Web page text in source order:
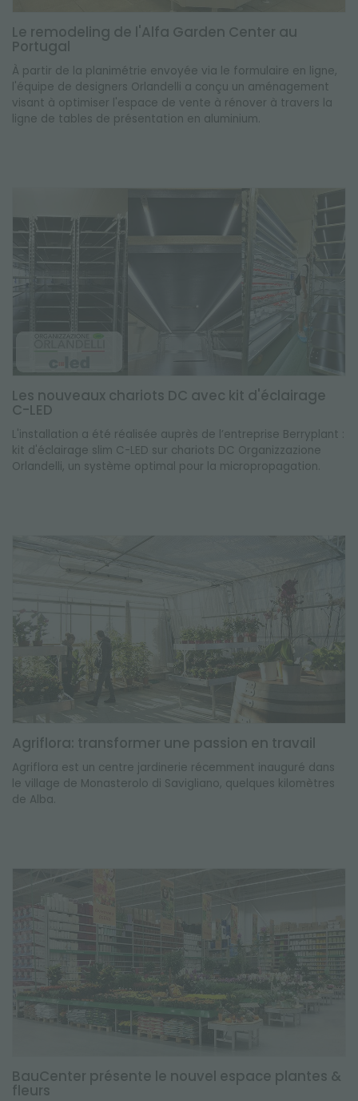
Le remodeling de l'Alfa Garden Center au
Portugal
À partir de la planimétrie envoyée via le formulaire en ligne,
l'équipe de designers Orlandelli a conçu un aménagement
visant à optimiser l'espace de vente à rénover à travers la
ligne de tables de présentation en aluminium.
Les nouveaux chariots DC avec kit d'éclairage
C-LED
L'installation a été réalisée auprès de l’entreprise Berryplant :
kit d'éclairage slim C-LED sur chariots DC Organizzazione
Orlandelli, un système optimal pour la micropropagation.
Agriflora: transformer une passion en travail
Agriflora est un centre jardinerie récemment inauguré dans
le village de Monasterolo di Savigliano, quelques kilomètres
de Alba.
BauCenter présente le nouvel espace plantes &
fleurs